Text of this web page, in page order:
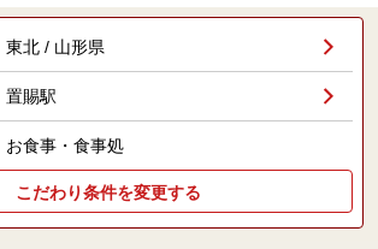
東北 / 山形県
置賜駅
お食事・食事処
こだわり条件を変更する